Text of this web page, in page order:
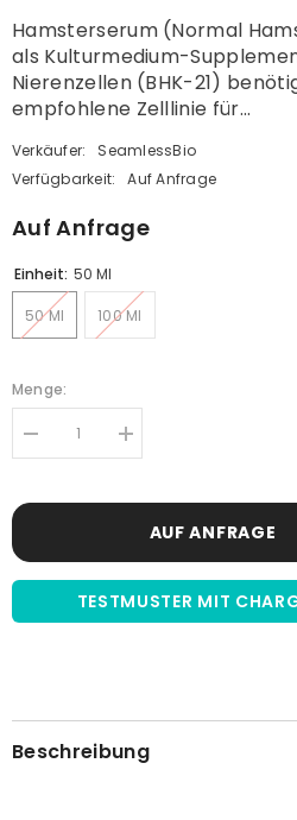
Hamsterserum (Normal
als Kulturmedium-
Nierenzellen (BHK-21)
empfohlene Zelllinie für...
Verkäufer:
SeamlessBio
Verfügbarkeit:
Auf Anfrage
Auf Anfrage
Einheit: 50 Ml
50 Ml 100 Ml
Menge:
verringern
Menge
erhöhen
AUF ANFRAGE
TESTMUSTER MIT
Beschreibung